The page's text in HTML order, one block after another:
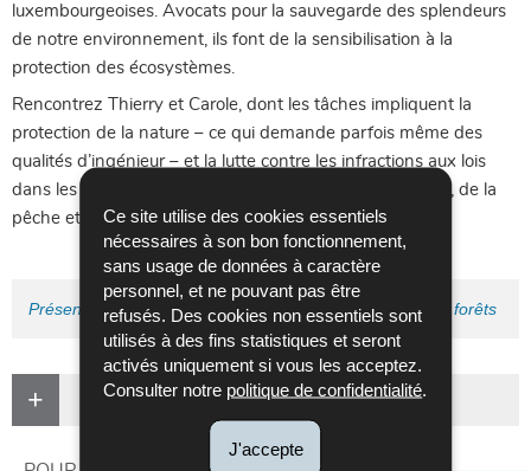
Ce site utilise des cookies essentiels
nécessaires à son bon fonctionnement,
sans usage de données à caractère
personnel, et ne pouvant pas être
refusés. Des cookies non essentiels sont
utilisés à des fins statistiques et seront
activés uniquement si vous les acceptez.
Consulter notre politique de confidentialité
J'accepte
luxembourgeoises. Avocats pour la sauvegarde des splendeurs
de notre environnement, ils font de la sensibilisation à la
protection des écosystèmes.
Rencontrez Thierry et Carole, dont les tâches impliquent la
protection de la nature – ce qui demande parfois même des
qualités d’ingénieur – et la lutte contre les infractions aux lois
dans les domaines de la nature, de la forêt, de la chasse, de la
pêche et de la faune.
Présentation métiers : Administration de la nature et des forêts
Transcription textuelle de la vidéo